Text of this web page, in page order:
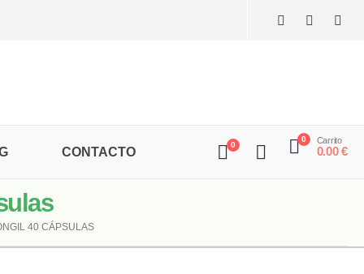
CONTACTO
0
0 Carrito
0.00€
40 CÁPSULAS